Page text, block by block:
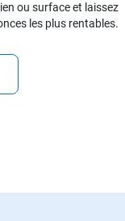
ou surface et laissez
les plus rentables.